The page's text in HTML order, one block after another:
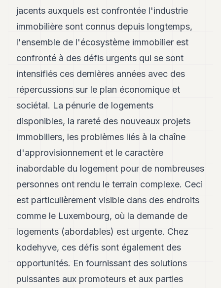
jacents auxquels est confrontée l'industrie
immobilière sont connus depuis longtemps,
l'ensemble de l'écosystème immobilier est
confronté à des défis urgents qui se sont
intensifiés ces dernières années avec des
répercussions sur le plan économique et
sociétal. La pénurie de logements
disponibles, la rareté des nouveaux projets
immobiliers, les problèmes liés à la chaîne
d'approvisionnement et le caractère
inabordable du logement pour de nombreuses
personnes ont rendu le terrain complexe. Ceci
est particulièrement visible dans des endroits
comme le Luxembourg, où la demande de
logements (abordables) est urgente. Chez
kodehyve, ces défis sont également des
opportunités. En fournissant des solutions
puissantes aux promoteurs et aux parties